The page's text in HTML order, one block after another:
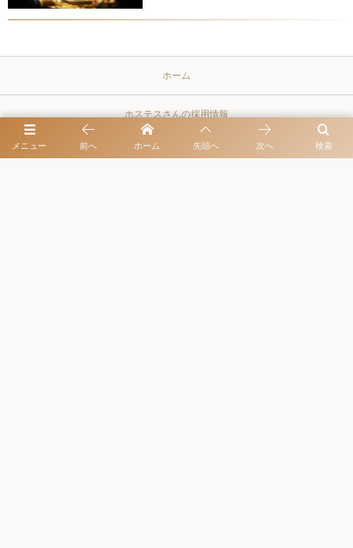
ホーム
ホステスさんの採用情報
男性幹部候補の採用情報
メニュー 検索
前へ ホーム 先頭へ 次へ